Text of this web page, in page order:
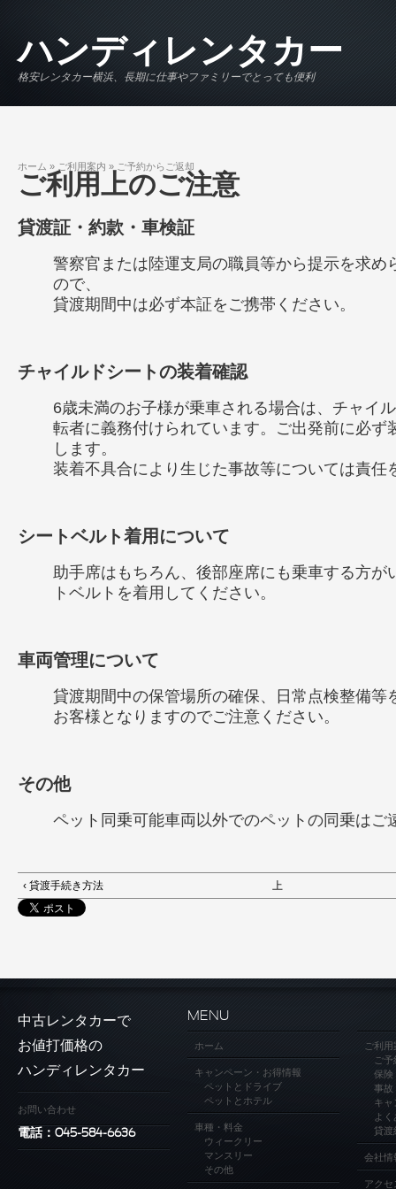
ハンディレンタカー
格安レンタカー横浜、長期に仕事やファミリーでとっても便利
現在地
ホーム » ご利用案内 » ご予約からご返却
ご利用上のご注意
貸渡証・約款・車検証
警察官または陸運支局の職員等から提示を求め
ので、
貸渡期間中は必ず本証をご携帯ください。
チャイルドシートの装着確認
6歳未満のお子様が乗車される場合は、チャイ
転者に義務付けられています。ご出発前に必ず
します。
装着不具合により生じた事故等については責任
シートベルト着用について
助手席はもちろん、後部座席にも乗車する方が
トベルトを着用してください。
車両管理について
貸渡期間中の保管場所の確保、日常点検整備等
お客様となりますのでご注意ください。
その他
ペット同乗可能車両以外でのペットの同乗はご
‹ 貸渡手続き方法 上
中古レンタカーで
お値打価格の
ハンディレンタカー
お問い合わせ
電話：045-584-6636
MENU
ホーム
キャンペーン・お得情報
ペットとドライブ
ペットとホテル
車種・料金
ウィークリー
マンスリー
その他
ご利
ご
保険
事故
キャ
よ
貸渡
会社情
アクセ